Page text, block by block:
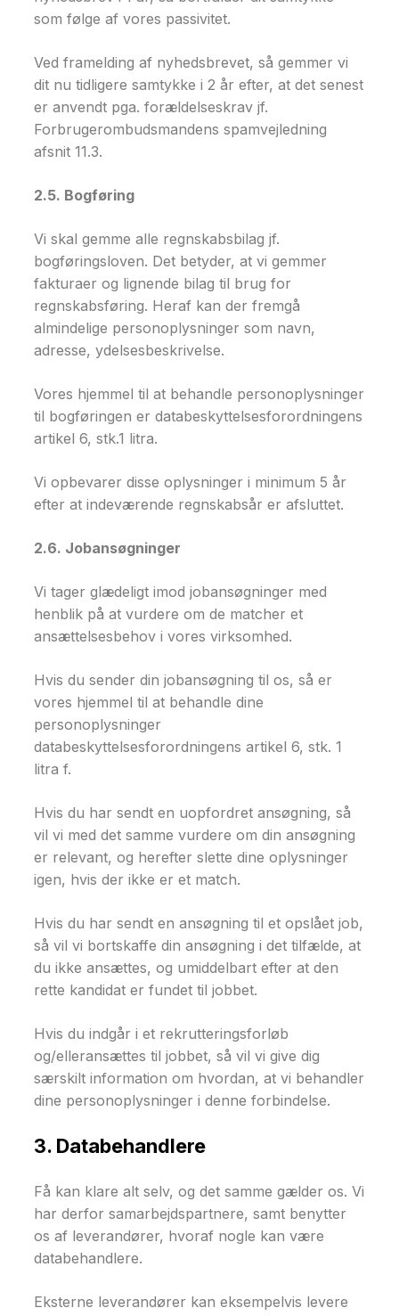
som følge af vores passivitet.
Ved framelding af nyhedsbrevet, så gemmer vi
dit nu tidligere samtykke i 2 år efter, at det senest
er anvendt pga. forældelseskrav jf.
Forbrugerombudsmandens spamvejledning
afsnit 11.3.
2.5. Bogføring
Vi skal gemme alle regnskabsbilag jf.
bogføringsloven. Det betyder, at vi gemmer
fakturaer og lignende bilag til brug for
regnskabsføring. Heraf kan der fremgå
almindelige personoplysninger som navn,
adresse, ydelsesbeskrivelse.
Vores hjemmel til at behandle personoplysninger
til bogføringen er databeskyttelsesforordningens
artikel 6, stk.1 litra.
Vi opbevarer disse oplysninger i minimum 5 år
efter at indeværende regnskabsår er afsluttet.
2.6. Jobansøgninger
Vi tager glædeligt imod jobansøgninger med
henblik på at vurdere om de matcher et
ansættelsesbehov i vores virksomhed.
Hvis du sender din jobansøgning til os, så er
vores hjemmel til at behandle dine
personoplysninger
databeskyttelsesforordningens artikel 6, stk. 1
litra f.
Hvis du har sendt en uopfordret ansøgning, så
vil vi med det samme vurdere om din ansøgning
er relevant, og herefter slette dine oplysninger
igen, hvis der ikke er et match.
Hvis du har sendt en ansøgning til et opslået job,
så vil vi bortskaffe din ansøgning i det tilfælde, at
du ikke ansættes, og umiddelbart efter at den
rette kandidat er fundet til jobbet.
Hvis du indgår i et rekrutteringsforløb
og/elleransættes til jobbet, så vil vi give dig
særskilt information om hvordan, at vi behandler
dine personoplysninger i denne forbindelse.
3. Databehandlere
Få kan klare alt selv, og det samme gælder os. Vi
har derfor samarbejdspartnere, samt benytter
os af leverandører, hvoraf nogle kan være
databehandlere.
Eksterne leverandører kan eksempelvis levere